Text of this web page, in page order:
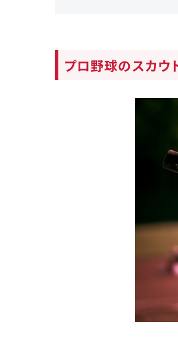
人脈
プロ野球のスカウトマン
プロ野球のスカウ